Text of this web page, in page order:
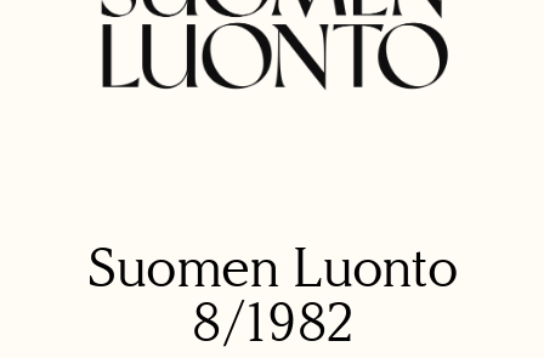
Suomen Luonto
8/1982